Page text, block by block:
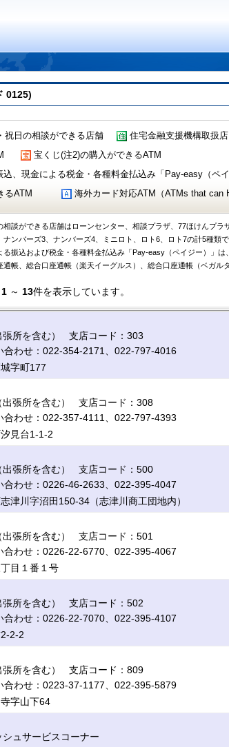
0125)
祝日の相談ができる店舗 住宅金融支援機構取扱店
宝くじ(注2)の購入ができるATM
、現金による税金・各種料金払込み「Pay-easy（ペ
るATM
海外カード対応ATM（ATMs that can
相談ができる店舗はローンセンター、相談プラザ、77ほけんプラ
ナンバーズ3、ナンバーズ4、ミニロト、ロト6、ロト7の計5種類で
る振込および税金・各種料金払込み「Pay-easy（ペイジー）」は
通帳、総合口座通帳（楽天イーグルス）、総合口座通帳（ベガル
1～ 13件を表示しています。
所を含む） 支店コード：303
わせ：022-354-2171、022-797-4016
字町177
張所を含む） 支店コード：308
わせ：022-357-4111、022-797-4393
見台1-1-2
張所を含む） 支店コード：500
わせ：0226-46-2633、022-395-4047
津川字沼田150-34（志津川商工団地内）
張所を含む） 支店コード：501
わせ：0226-22-6770、022-395-4067
目１番１号
所を含む） 支店コード：502
わせ：0226-22-7070、022-395-4107
2-2
所を含む） 支店コード：809
わせ：0223-37-1177、022-395-5879
字山下64
シュサービスコーナー